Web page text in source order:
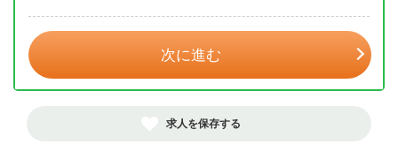
次に進む
求人を保存する